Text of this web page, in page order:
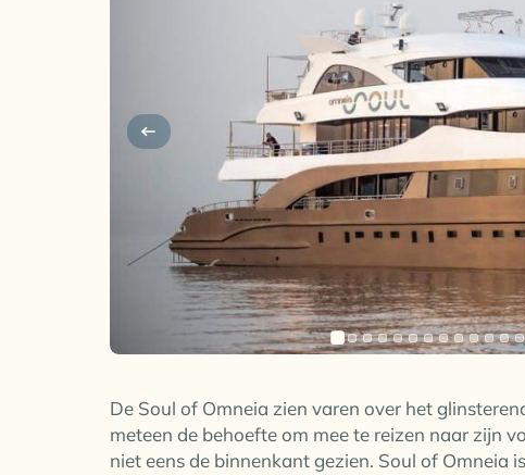
De Soul of Omneia zien varen over het
meteen de behoefte om mee te reizen naar zijn
niet eens de binnenkant gezien. Soul of Omneia